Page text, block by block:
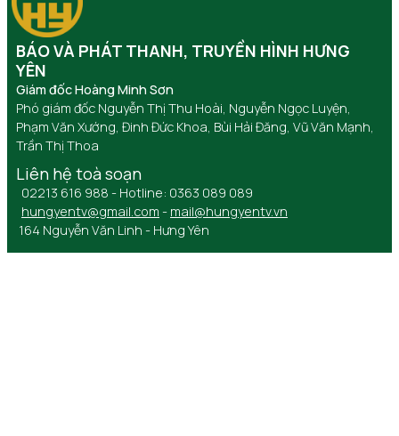
BÁO VÀ PHÁT THANH, TRUYỀN HÌNH HƯNG
YÊN
Giám đốc Hoàng Minh Sơn
Phó giám đốc Nguyễn Thị Thu Hoài, Nguyễn Ngọc Luyện,
Phạm Văn Xướng, Đinh Đức Khoa, Bùi Hải Đăng, Vũ Văn Mạnh,
Trần Thị Thoa
Liên hệ toà soạn
02213 616 988 - Hotline: 0363 089 089
hungyentv@gmail.com - mail@hungyentv.vn
164 Nguyễn Văn Linh - Hưng Yên